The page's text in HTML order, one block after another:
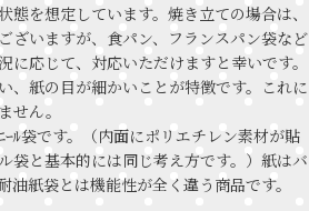
を想定しています。焼き立ての場合は、
ざいますが、食パン、フランスパン袋など
に応じて、対応いただけますと幸いです。
、紙の目が細かいことが特徴です。これに
せん。
ﾙ袋です。（内面にポリエチレン素材が貼
袋と基本的には同じ考え方です。）紙はバ
油紙袋とは機能性が全く違う商品です。